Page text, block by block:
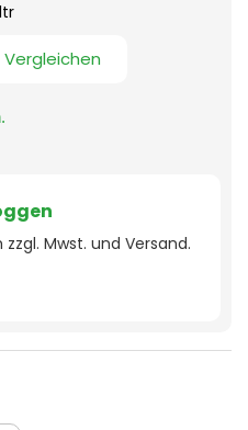
Vergleichen
Mwst. und Versand.